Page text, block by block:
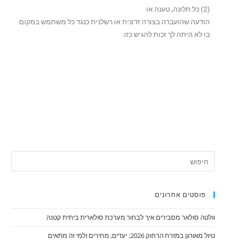
(2) כל תלונה, טענה או
הודעה שהועברה בצורה זדונית או רשלנית כנגד כל משתמש במקום
בו לא היתה לך זכות להגיש כזו.
פוסטים אחרונים
וולטה סולאר מסבירים איך לבחור מערכת סולארית ביתית קטנה
טיול מאורגן במזרח הרחוק 2026: יעדים, מחירים ולמי זה מתאים